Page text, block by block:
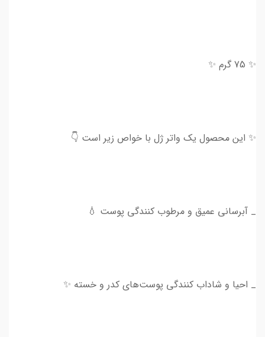
✨ 75 گرم ✨
✨ این محصول یک واتر ژل با خواص زیر است 👇
_ آبرسانی عمیق و مرطوب کنندگی پوست 💧
_ احیا و شاداب کنندگی پوست‌های کدر و خسته ✨